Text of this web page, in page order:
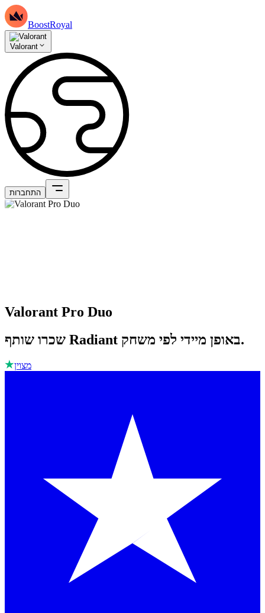
BoostRoyal
Valorant
התחברות
Valorant Pro Duo
שכרו שותף Radiant באופן מיידי לפי משחק.
מצוין